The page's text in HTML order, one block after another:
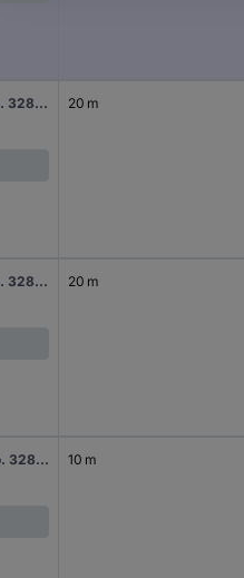
CellPack No.328/0.18-12-20/BK 416717 Isolierband No. 328 Schwarz (L x B) 20 m x 12 mm 1 St. 20 m
CellPack No.328/0.18-15-20/BK 416721 Isolierband No. 328 Schwarz (L x B) 20 m x 15 mm 1 St. 20 m
CellPack No.328/0.18-19-10/BK 416722 Isolierband No. 328 Schwarz (L x B) 10 m x 19 mm 1 St. 10 m